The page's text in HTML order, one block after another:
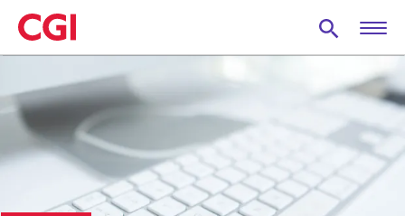
Skip
to
main